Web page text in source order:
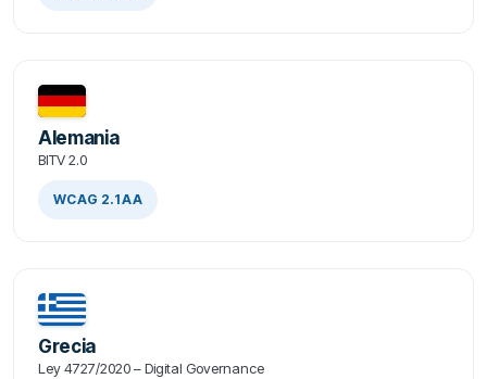
Alemania
BITV 2.0
WCAG 2.1 AA
Grecia
Ley 4727/2020 – Digital Governance